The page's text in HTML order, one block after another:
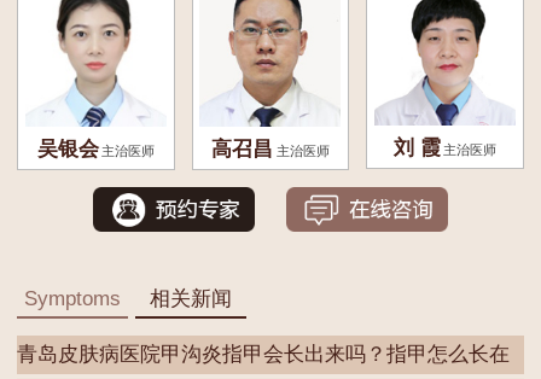
吴银会 主治医师 高召昌 主治医师 刘 霞 主治医师
Symptoms 相关新闻
青岛皮肤病医院甲沟炎指甲会长出来吗？指甲怎么长在